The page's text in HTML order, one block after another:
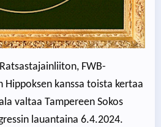
FWB-
Hippoksen kanssa toista kertaa
valtaa Tampereen Sokos
lauantaina 6.4.2024.